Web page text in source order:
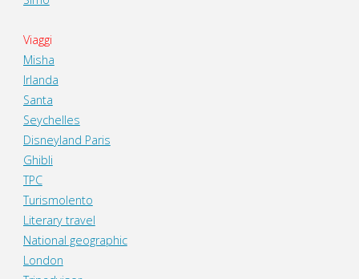
Viaggi
Misha
Irlanda
Santa
Seychelles
Disneyland Paris
Ghibli
TPC
Turismolento
Literary travel
National geographic
London